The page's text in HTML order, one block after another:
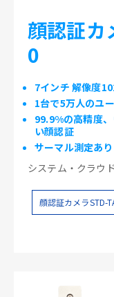
顔認証カ
0
7インチ 解像度
1台で5万人のユ
99.9%の高精度
い顔認証
サーマル測定あり
システム・クラウ
顔認証カメラSTD-